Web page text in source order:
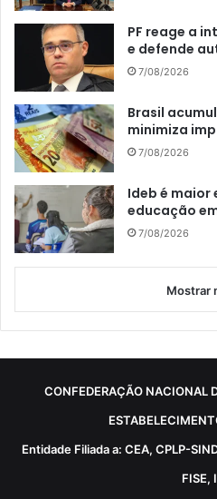
PF reage a
e defende
7/08/2026
Brasil
minimiza
7/08/2026
Ideb é maior
educação
7/08/2026
Mostrar
CONFEDERAÇÃO NACIONAL
Entidade Filiada a: CEA, CPLP-
FISE,